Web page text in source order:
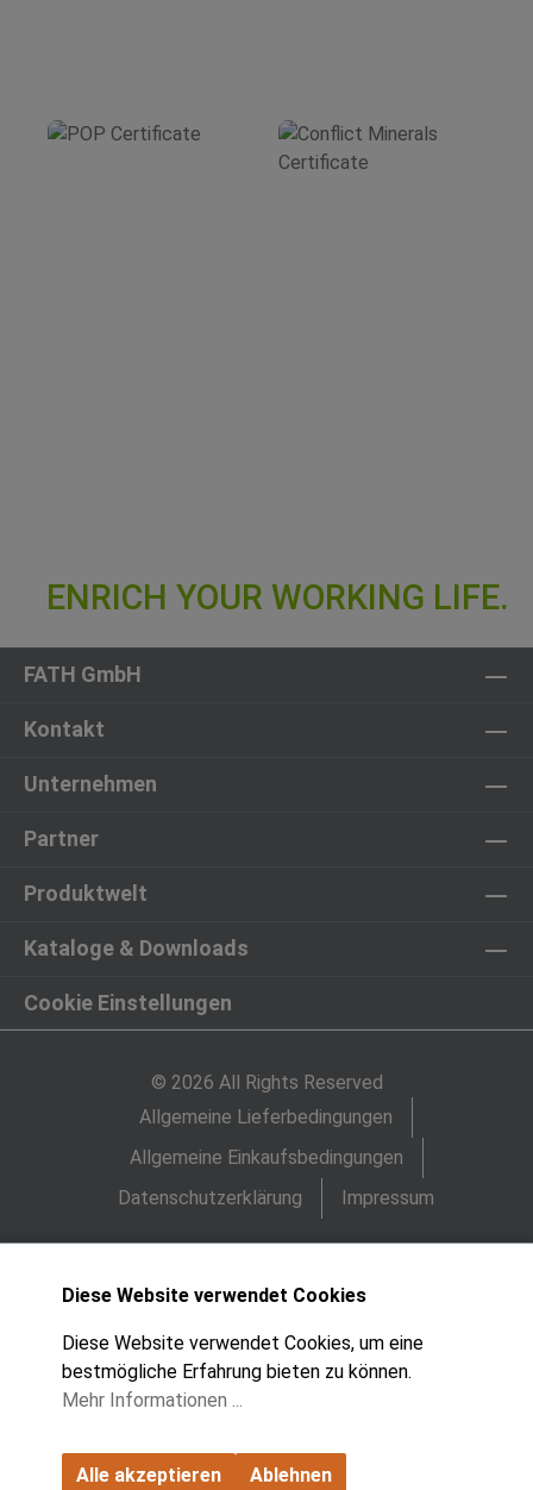
FATH GmbH
Kontakt
Unternehmen
Partner
Produktwelt
Kataloge & Downloads
Cookie Einstellungen
© 2026 All Rights Reserved
Allgemeine Lieferbedingungen
Allgemeine Einkaufsbedingungen
Datenschutzerklärung
Impressum
Diese Website verwendet Cookies
Diese Website verwendet Cookies, um eine
bestmögliche Erfahrung bieten zu können.
Mehr Informationen ...
Alle akzeptieren Ablehnen